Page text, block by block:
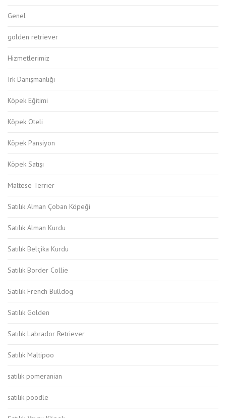
Genel
golden retriever
Hizmetlerimiz
Irk Danışmanlığı
Köpek Eğitimi
Köpek Oteli
Köpek Pansiyon
Köpek Satışı
Maltese Terrier
Satılık Alman Çoban Köpeği
Satılık Alman Kurdu
Satılık Belçika Kurdu
Satılık Border Collie
Satılık French Bulldog
Satılık Golden
Satılık Labrador Retriever
Satılık Maltipoo
satılık pomeranian
satılık poodle